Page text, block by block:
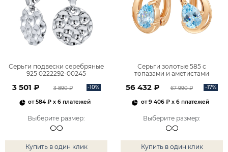
Серьги подвески серебряные
925 0222292-00245
3 501 ₽ 3 890 ₽ -10%
от584 ₽ x 6 платежей
Выберите размер:
Купить в один клик
Серьги золотые 585 с
топазами и аметистами
56 432 ₽ 67 990 ₽ -17%
от9 406 ₽x 6 платежей
Выберите размер:
Купить в один клик